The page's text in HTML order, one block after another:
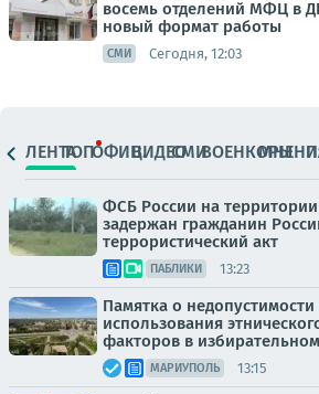
восемь отделений МФЦ в
новый формат работы
СМИ Сегодня, 12:03
ЛЕНТАТОПОФИЦ.ВИДЕОСМИВОЕНКОРЫ
ФСБ России на
задержан гражданин
террористический акт
ПАБЛИКИ 13:23
Памятка о
использования
факторов в
МАРИУПОЛЬ 13:15